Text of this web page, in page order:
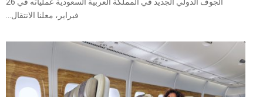
فبراير، معلنا الانتقال...